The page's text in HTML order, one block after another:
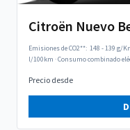
Citroën Nuevo
Emisiones de CO2**: 148 - 139 g/
l/100km ·Consumo combinado
Precio desde